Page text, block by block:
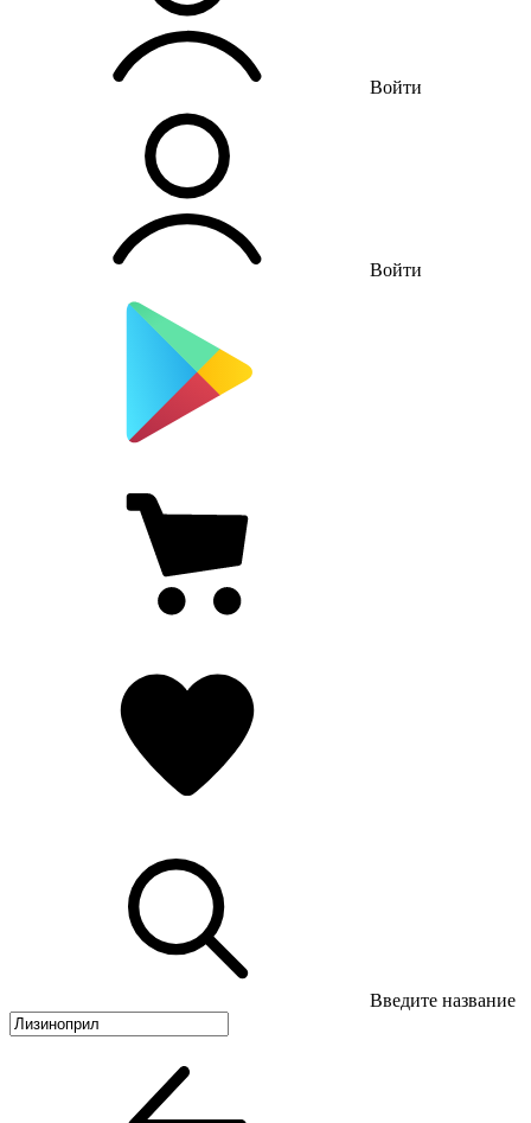
Войти
Войти
Введите название